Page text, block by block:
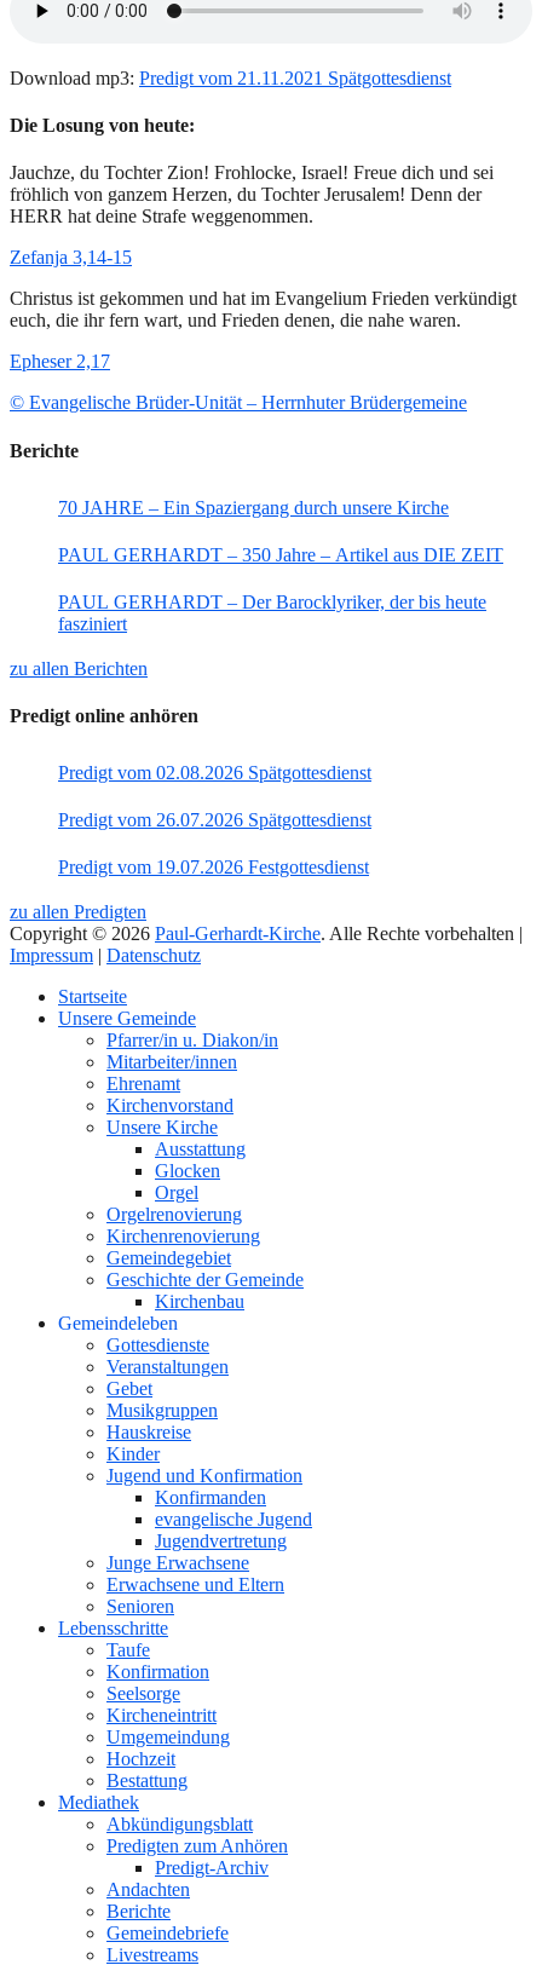
Download mp3: Predigt vom 21.11.2021 Spätgottesdienst
Die Losung von heute:
Jauchze, du Tochter Zion! Frohlocke, Israel! Freue dich und sei
fröhlich von ganzem Herzen, du Tochter Jerusalem! Denn der
HERR hat deine Strafe weggenommen.
Zefanja 3,14-15
Christus ist gekommen und hat im Evangelium Frieden verkündigt
euch, die ihr fern wart, und Frieden denen, die nahe waren.
Epheser 2,17
© Evangelische Brüder-Unität – Herrnhuter Brüdergemeine
Berichte
70 JAHRE – Ein Spaziergang durch unsere Kirche
PAUL GERHARDT – 350 Jahre – Artikel aus DIE ZEIT
PAUL GERHARDT – Der Barocklyriker, der bis heute
fasziniert
zu allen Berichten
Predigt online anhören
Predigt vom 02.08.2026 Spätgottesdienst
Predigt vom 26.07.2026 Spätgottesdienst
Predigt vom 19.07.2026 Festgottesdienst
zu allen Predigten
Copyright © 2026 Paul-Gerhardt-Kirche. Alle Rechte vorbehalten |
Impressum | Datenschutz
oben
Startseite
Unsere Gemeinde
Pfarrer/in u. Diakon/in
Mitarbeiter/innen
Ehrenamt
Kirchenvorstand
Unsere Kirche
Ausstattung
Glocken
Orgel
Orgelrenovierung
Kirchenrenovierung
Gemeindegebiet
Geschichte der Gemeinde
Kirchenbau
Gemeindeleben
Gottesdienste
Veranstaltungen
Gebet
Musikgruppen
Hauskreise
Kinder
Jugend und Konfirmation
Konfirmanden
evangelische Jugend
Jugendvertretung
Junge Erwachsene
Erwachsene und Eltern
Senioren
Lebensschritte
Taufe
Konfirmation
Seelsorge
Kircheneintritt
Umgemeindung
Hochzeit
Bestattung
Mediathek
Abkündigungsblatt
Predigten zum Anhören
Predigt-Archiv
Andachten
Berichte
Gemeindebriefe
Livestreams